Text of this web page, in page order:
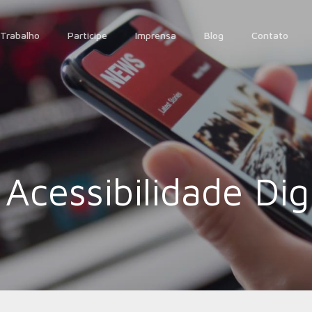
Participe Imprensa Blog Contato